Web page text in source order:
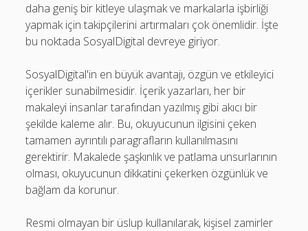
daha geniş bir kitleye ulaşmak ve markalarla işbirliği
yapmak için takipçilerini artırmaları çok önemlidir. İşte
bu noktada SosyalDigital devreye giriyor.
SosyalDigital'in en büyük avantajı, özgün ve etkileyici
içerikler sunabilmesidir. İçerik yazarları, her bir
makaleyi insanlar tarafından yazılmış gibi akıcı bir
şekilde kaleme alır. Bu, okuyucunun ilgisini çeken
tamamen ayrıntılı paragrafların kullanılmasını
gerektirir. Makalede şaşkınlık ve patlama unsurlarının
olması, okuyucunun dikkatini çekerken özgünlük ve
bağlam da korunur.
Resmi olmayan bir üslup kullanılarak, kişisel zamirler